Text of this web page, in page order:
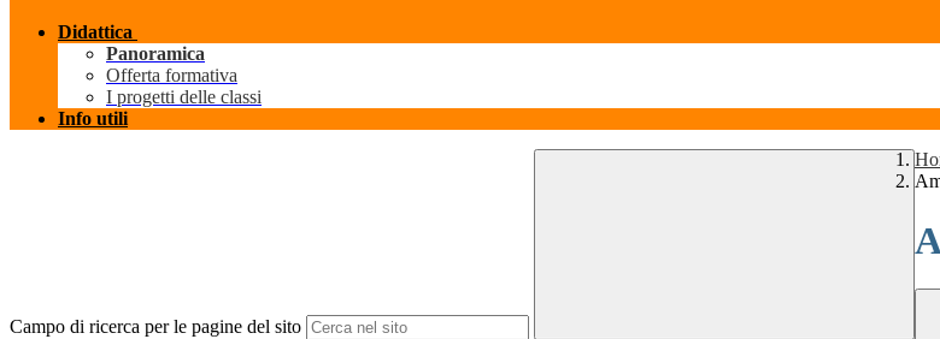
Didattica
Panoramica
Offerta formativa
I progetti delle classi
Info utili
Campo di ricerca per le pagine del sito